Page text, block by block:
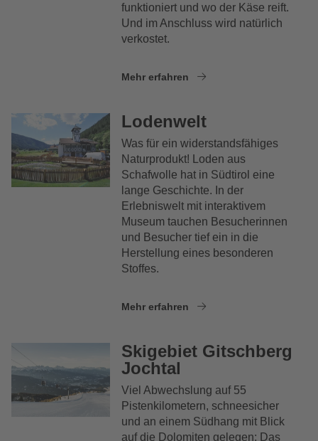
funktioniert und wo der Käse reift.
Und im Anschluss wird natürlich
verkostet.
Mehr erfahren
Lodenwelt
Was für ein widerstandsfähiges
Naturprodukt! Loden aus
Schafwolle hat in Südtirol eine
lange Geschichte. In der
Erlebniswelt mit interaktivem
Museum tauchen Besucherinnen
und Besucher tief ein in die
Herstellung eines besonderen
Stoffes.
Mehr erfahren
Skigebiet Gitschberg
Jochtal
Viel Abwechslung auf 55
Pistenkilometern, schneesicher
und an einem Südhang mit Blick
auf die Dolomiten gelegen: Das